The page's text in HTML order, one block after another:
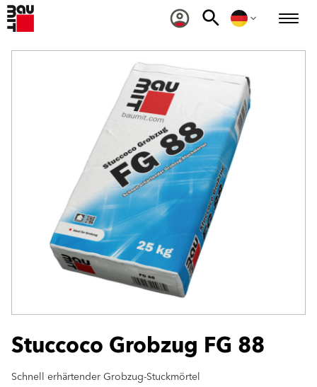
Stuccoco Grobzug FG 88
Schnell erhärtender Grobzug-Stuckmörtel